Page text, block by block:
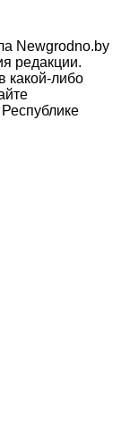
Newgrodno.by
редакции.
какой-либо